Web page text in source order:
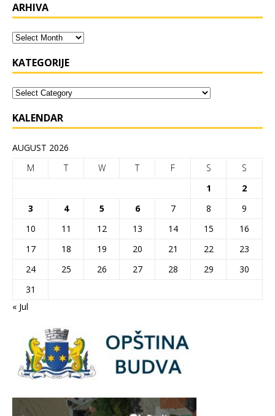
ARHIVA
KATEGORIJE
KALENDAR
AUGUST 2026
M
T W T F S
S
1
2
3
4 5 6 7 8
9
10
11 12 13 14 15
16
17
18 19 20 21 22
23
24
25 26 27 28 29
30
31
« Jul